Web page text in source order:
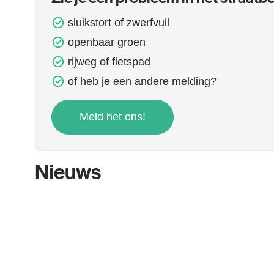
sluikstort of zwerfvuil
openbaar groen
rijweg of fietspad
of heb je een andere melding?
Meld het ons!
Nieuws